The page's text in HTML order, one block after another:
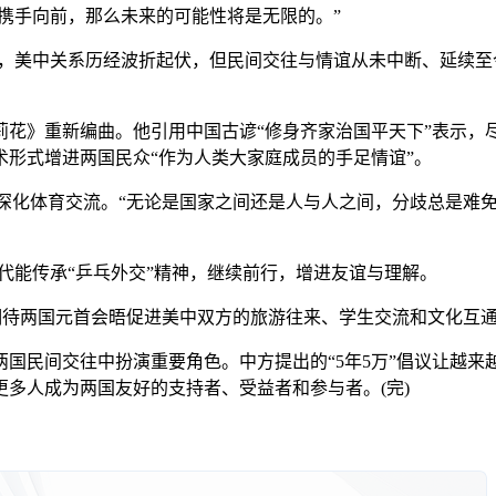
向前，那么未来的可能性将是无限的。”
关系历经波折起伏，但民间交往与情谊从未中断、延续
重新编曲。他引用中国古谚“修身齐家治国平天下”表示，
式增进两国民众“作为人类大家庭成员的手足情谊”。
育交流。“无论是国家之间还是人与人之间，分歧总是难
承“乒乓外交”精神，继续前行，增进友谊与理解。
国元首会晤促进美中双方的旅游往来、学生交流和文化互
间交往中扮演重要角色。中方提出的“5年5万”倡议让越来
人成为两国友好的支持者、受益者和参与者。(完)